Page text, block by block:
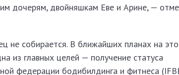
дочерям, двойняшкам Еве и Арине, —
не собирается. В ближайших планах на
из главных целей — получение статуса
федерации бодибилдинга и фитнеса